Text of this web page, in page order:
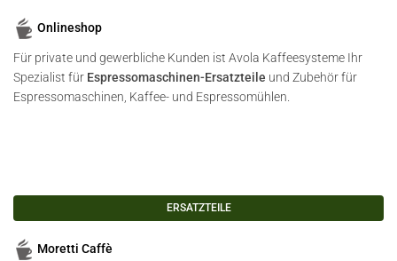
Onlineshop
Für private und gewerbliche Kunden ist Avola Kaffeesysteme Ihr
Spezialist für Espressomaschinen-Ersatzteile und Zubehör für
Espressomaschinen, Kaffee- und Espressomühlen.
ERSATZTEILE
Moretti Caffè